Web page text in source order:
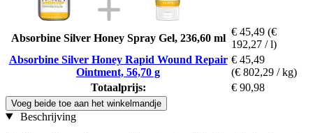
Absorbine Silver Honey Spray Gel, 236,60 ml
€ 45,49 (€
192,27 / l)
Absorbine Silver Honey Rapid Wound Repair
Ointment, 56,70 g
€ 45,49
(€ 802,29 / kg)
Totaalprijs:
€ 90,98
Voeg beide toe aan het winkelmandje
Beschrijving